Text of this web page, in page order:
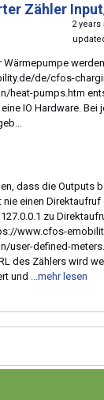
Zähler
2
Wärmepumpe
de/cfos-
heat-pumps.htm
IO Hardware.
dass die Outputs
nie einen
zu
www.cfos-
user-defined-
des Zählers wird
und ...mehr lesen